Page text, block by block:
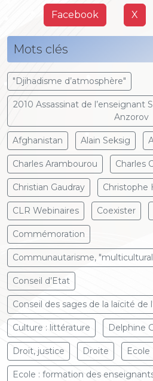
Facebook X
Mots clés
"Djihadisme d’atmosphère"
2010 Assassinat de l’enseignant
Anzorov
Afghanistan Alain Seksig
Charles Arambourou Charles
Christian Gaudray Christophe
CLR Webinaires Coexister
Commémoration
Communautarisme,
Conseil d’Etat
Conseil des sages de la laïcité de
Culture : littérature Delphine
Droit, justice Droite Ecole
Ecole : formation des